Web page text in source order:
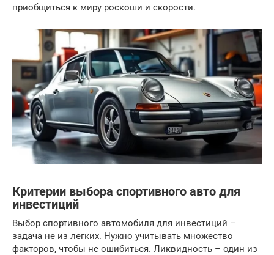
приобщиться к миру роскоши и скорости.
Критерии выбора спортивного авто для
инвестиций
Выбор спортивного автомобиля для инвестиций –
задача не из легких. Нужно учитывать множество
факторов, чтобы не ошибиться. Ликвидность – один из